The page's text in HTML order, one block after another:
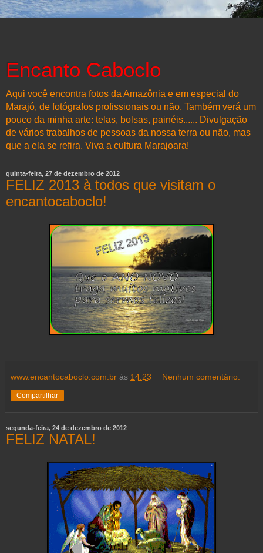
Encanto Caboclo
Aqui você encontra fotos da Amazônia e em especial do
Marajó, de fotógrafos profissionais ou não. Também verá um
pouco da minha arte: telas, bolsas, painéis...... Divulgação
de vários trabalhos de pessoas da nossa terra ou não, mas
que a ela se refira. Viva a cultura Marajoara!
quinta-feira, 27 de dezembro de 2012
FELIZ 2013 à todos que visitam o
encantocaboclo!
www.encantocaboclo.com.br às 14:23 Nenhum comentário:
Compartilhar
segunda-feira, 24 de dezembro de 2012
FELIZ NATAL!